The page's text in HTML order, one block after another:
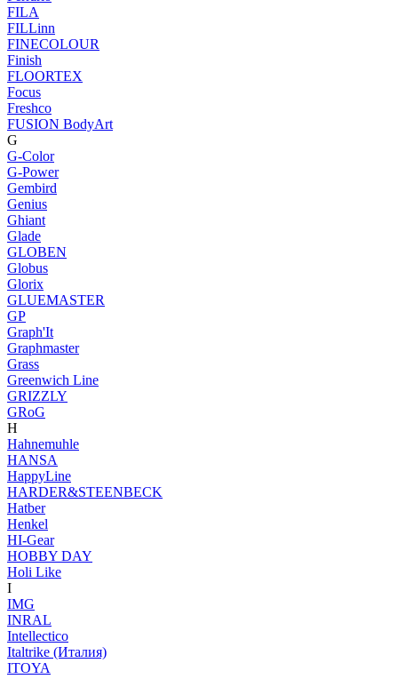
FILA
FILLinn
FINECOLOUR
Finish
FLOORTEX
Focus
Freshco
FUSION BodyArt
G
G-Color
G-Power
Gembird
Genius
Ghiant
Glade
GLOBEN
Globus
Glorix
GLUEMASTER
GP
Graph'It
Graphmaster
Grass
Greenwich Line
GRIZZLY
GRoG
H
Hahnemuhle
HANSA
HappyLine
HARDER&STEENBECK
Hatber
Henkel
HI-Gear
HOBBY DAY
Holi Like
I
IMG
INRAL
Intellectico
Italtrike (Италия)
ITOYA